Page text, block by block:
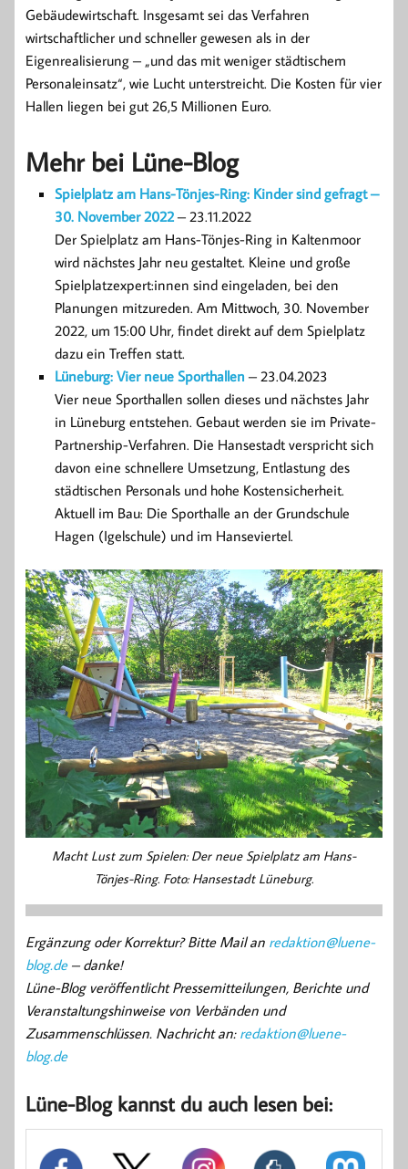
Gebäudewirtschaft. Insgesamt sei das Verfahren
wirtschaftlicher und schneller gewesen als in der
Eigenrealisierung – „und das mit weniger städtischem
Personaleinsatz“, wie Lucht unterstreicht. Die Kosten für vier
Hallen liegen bei gut 26,5 Millionen Euro.
Mehr bei Lüne-Blog
Spielplatz am Hans-Tönjes-Ring: Kinder sind gefragt –
30. November 2022 – 23.11.2022
Der Spielplatz am Hans-Tönjes-Ring in Kaltenmoor
wird nächstes Jahr neu gestaltet. Kleine und große
Spielplatzexpert:innen sind eingeladen, bei den
Planungen mitzureden. Am Mittwoch, 30. November
2022, um 15:00 Uhr, findet direkt auf dem Spielplatz
dazu ein Treffen statt.
Lüneburg: Vier neue Sporthallen – 23.04.2023
Vier neue Sporthallen sollen dieses und nächstes Jahr
in Lüneburg entstehen. Gebaut werden sie im Private-
Partnership-Verfahren. Die Hansestadt verspricht sich
davon eine schnellere Umsetzung, Entlastung des
städtischen Personals und hohe Kostensicherheit.
Aktuell im Bau: Die Sporthalle an der Grundschule
Hagen (Igelschule) und im Hanseviertel.
Macht Lust zum Spielen: Der neue Spielplatz am Hans-
Tönjes-Ring. Foto: Hansestadt Lüneburg.
Ergänzung oder Korrektur? Bitte Mail an redaktion@luene-
blog.de– danke!
Lüne-Blog veröffentlicht Pressemitteilungen, Berichte und
Veranstaltungshinweise von Verbänden und
Zusammenschlüssen. Nachricht an: redaktion@luene-
blog.de
Lüne-Blog kannst du auch lesen bei: